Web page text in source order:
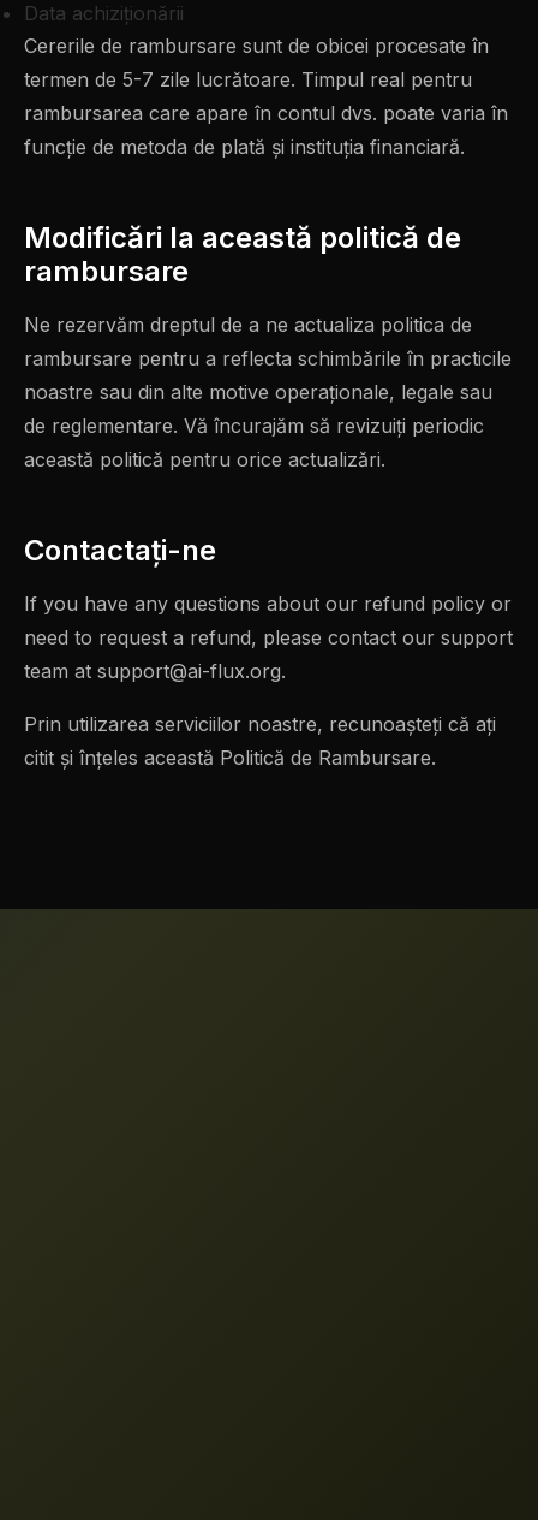
Data achiziţionării
Cererile de rambursare sunt de obicei procesate în
termen de 5-7 zile lucrătoare. Timpul real pentru
rambursarea care apare în contul dvs. poate varia în
funcție de metoda de plată și instituția financiară.
Modificări la această politică de
rambursare
Ne rezervăm dreptul de a ne actualiza politica de
rambursare pentru a reflecta schimbările în practicile
noastre sau din alte motive operaționale, legale sau
de reglementare. Vă încurajăm să revizuiți periodic
această politică pentru orice actualizări.
Contactaţi-ne
If you have any questions about our refund policy or
need to request a refund, please contact our support
team at support@ai-flux.org.
Prin utilizarea serviciilor noastre, recunoașteți că ați
citit și înțeles această Politică de Rambursare.